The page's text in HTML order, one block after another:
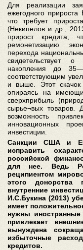
Для реализации
ежегодного
что требует
(Некипелов и др.,
прирост кредита,
ремонетизацию
перехода
свидетельствует
накопления до
соответствующим
и выше. Этот
опираясь на
сверхприбыль
сырье¬вых товаров.
возможность
инновационных
инвестиции.
Санкции США и
исправить
российской
для нее. Ведь
реципиентом
этого донорства
внутренние
И.С.Букина (2013)
имеет
нужны
привлекает
вынуждена
избыточные
кредитов.